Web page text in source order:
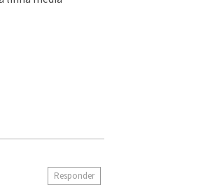
Responder